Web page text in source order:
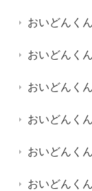
おいどんく
おいどんく
おいどんく
おいどんく
おいどんく
おいどんく